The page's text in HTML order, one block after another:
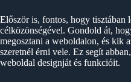
Először is, fontos, hogy tisztában
célközönségével. Gondold át,
megosztani a weboldalon, és kik
szeretnél érni vele. Ez segít
weboldal designját és funkcióit.